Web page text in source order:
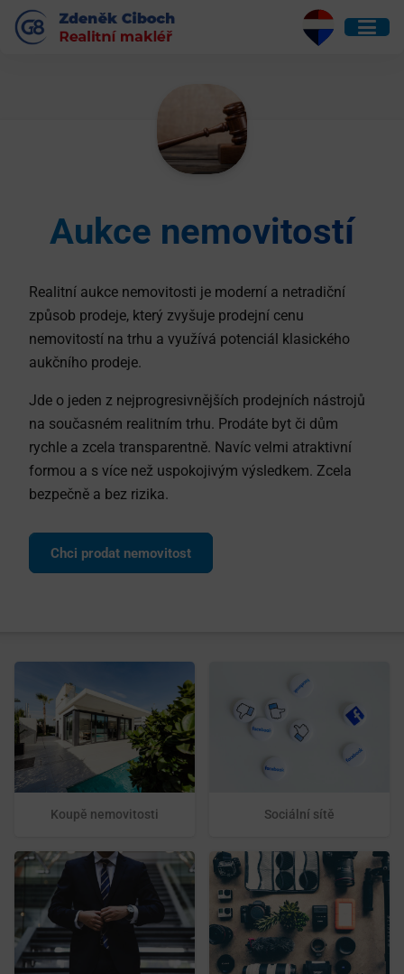
Aukce nemovitostí
Realitní aukce nemovitosti je moderní a netradiční
způsob prodeje, který zvyšuje prodejní cenu
nemovitostí na trhu a využívá potenciál klasického
aukčního prodeje.
Jde o jeden z nejprogresivnějších prodejních nástrojů
na současném realitním trhu. Prodáte byt či dům
rychle a zcela transparentně. Navíc velmi atraktivní
formou a s více než uspokojivým výsledkem. Zcela
bezpečně a bez rizika.
Chci prodat nemovitost
Koupě nemovitosti Sociální sítě